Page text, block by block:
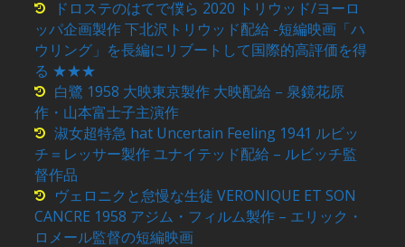
ドロステのはてで僕ら 2020 トリウッド/ヨーロ
ッパ企画製作 下北沢トリウッド配給 -短編映画「ハ
ウリング」を長編にリブートして国際的高評価を得
る ★★★
白鷺 1958 大映東京製作 大映配給 – 泉鏡花原
作・山本富士子主演作
淑女超特急 hat Uncertain Feeling 1941 ルビッ
チ＝レッサー製作 ユナイテッド配給 – ルビッチ監
督作品
ヴェロニクと怠慢な生徒 VERONIQUE ET SON
CANCRE 1958 アジム・フィルム製作 – エリック・
ロメール監督の短編映画